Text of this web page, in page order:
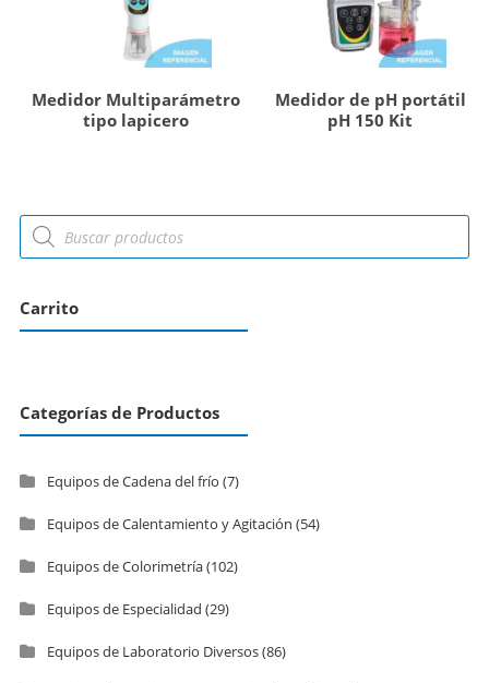
Medidor Multiparámetro
tipo lapicero
Medidor de pH portátil
pH 150 Kit
Carrito
Categorías de Productos
Equipos de Cadena del frío (7)
Equipos de Calentamiento y Agitación (54)
Equipos de Colorimetría(102)
Equipos de Especialidad (29)
Equipos de Laboratorio Diversos(86)